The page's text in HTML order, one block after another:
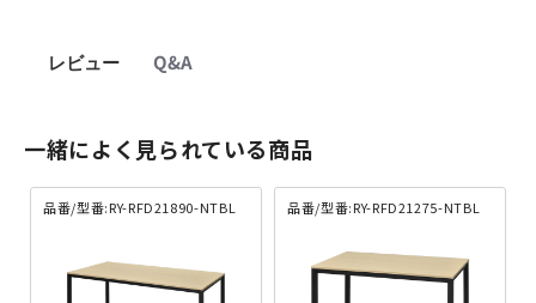
レビュー Q&A
一緒によく見られている商品
品番/型番:RY-RFD21890-NTBL 品番/型番:RY-RFD21275-NTBL